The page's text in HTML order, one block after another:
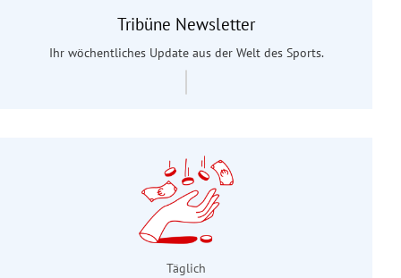
Tribüne Newsletter
Ihr wöchentliches Update aus der Welt des Sports.
Täglich